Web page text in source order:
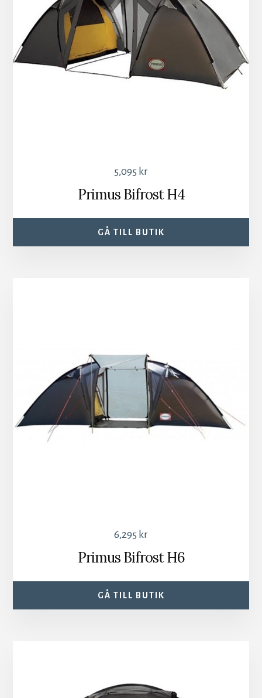
5,095 kr
Primus Bifrost H4
GÅ TILL BUTIK
6,295 kr
Primus Bifrost H6
GÅ TILL BUTIK